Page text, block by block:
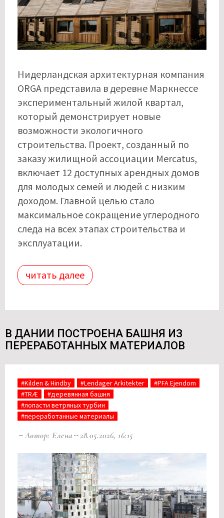
Нидерландская архитектурная компания
ORGA представила в деревне Маркнессе
экспериментальный жилой квартал,
который демонстрирует новые
возможности экологичного
строительства. Проект, созданный по
заказу жилищной ассоциации Mercatus,
включает 12 доступных арендных домов
для молодых семей и людей с низким
доходом. Главной целью стало
максимальное сокращение углеродного
следа на всех этапах строительства и
эксплуатации.
читать далее
В ДАНИИ ПОСТРОЕНА БАШНЯ ИЗ
ПЕРЕРАБОТАННЫХ МАТЕРИАЛОВ
#Kilden & Hindby #Lendager Arkitekter
#PFA Ejendom
#TRÆ
#деревянная башня
#лопасти ветряных турбин
#переработанные материалы
Автор: Елена 28.05.2026, 16:15